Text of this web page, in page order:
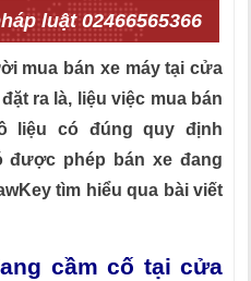
luật 02466565366
mua bán xe máy tại cửa
ra là, liệu việc mua bán
liệu có đúng quy định
được phép bán xe đang
tìm hiểu qua bài viết
cầm cố tại cửa